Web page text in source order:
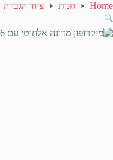
Home חנות ציוד הגברה
🔍